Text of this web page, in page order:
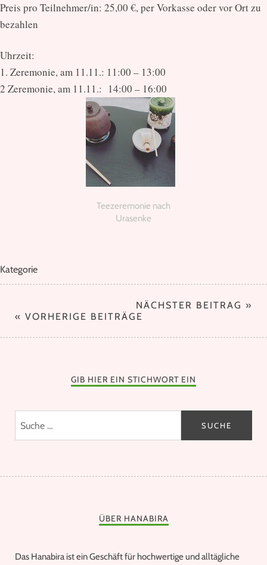
Preis pro Teilnehmer/in: 25,00 €, per Vorkasse oder vor Ort zu
bezahlen
Uhrzeit:
1. Zeremonie, am 11.11.: 11:00 – 13:00
2 Zeremonie, am 11.11.: 14:00 – 16:00
Teezeremonie nach
Urasenke
Kategorie
NÄCHSTER BEITRAG »
« VORHERIGE BEITRÄGE
GIB HIER EIN STICHWORT EIN
ÜBER HANABIRA
Das Hanabira ist ein Geschäft für hochwertige und alltägliche